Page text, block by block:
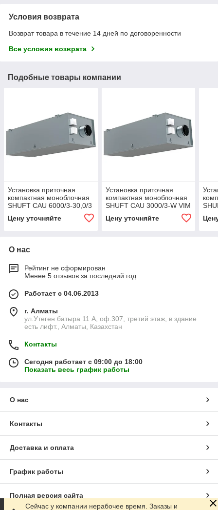
Условия возврата
Возврат товара в течение 14 дней по договоренности
Все условия возврата
Подобные товары компании
Установка приточная
компактная моноблочная
SHUFT CAU 6000/3-30,0/3
Цену уточняйте
Установка приточная
компактная моноблочная
SHUFT CAU 3000/3-W VIM
Цену уточняйте
О нас
Рейтинг не сформирован
Менее 5 отзывов за последний год
Работает с 04.06.2013
г. Алматы
ул.Утеген батыра 11 А, оф.307, третий этаж, в здание
есть лифт., Алматы, Казахстан
Контакты
Сегодня работает с 09:00 до 18:00
Показать весь график работы
О нас
Контакты
Доставка и оплата
График работы
Полная версия сайта
Сейчас у компании нерабочее время. Заказы и